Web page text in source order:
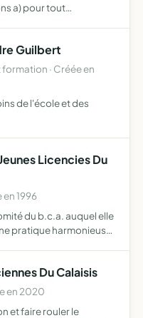
a) pour tout
Guilbert
· Créée en
de l'école et des
Licencies Du
en 1996
du b.c.a. auquel elle
pratique harmonieuse
Du Calaisis
en 2020
et faire rouler le